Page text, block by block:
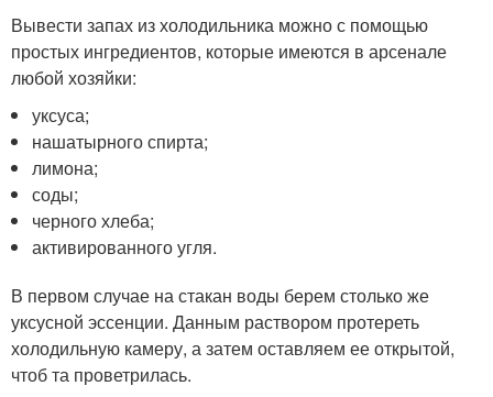
Вывести запах из холодильника можно с помощью
простых ингредиентов, которые имеются в арсенале
любой хозяйки:
уксуса;
нашатырного спирта;
лимона;
соды;
черного хлеба;
активированного угля.
В первом случае на стакан воды берем столько же
уксусной эссенции. Данным раствором протереть
холодильную камеру, а затем оставляем ее открытой,
чтоб та проветрилась.